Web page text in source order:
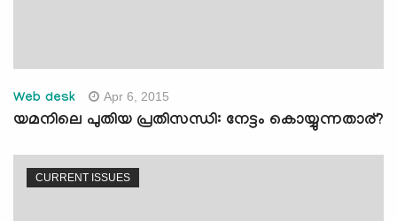
Web desk Apr 6, 2015
യമനിലെ പുതിയ പ്രതിസന്ധി: നേട്ടം കൊയ്യുന്നതാര്?
CURRENT ISSUES